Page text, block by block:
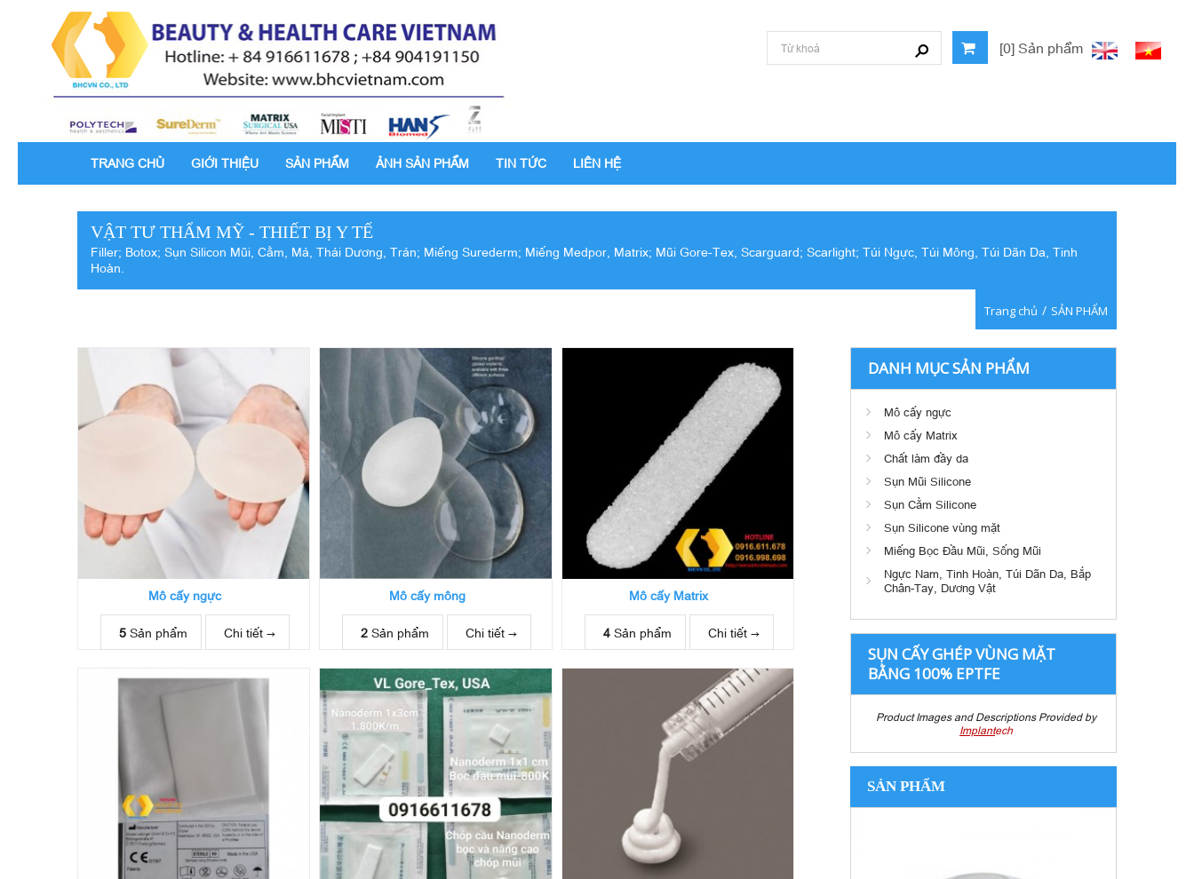
[0] Sản phẩm
TRANG CHỦ GIỚI THIỆU SẢN PHẨM ẢNH SẢN PHẨM TIN TỨC LIÊN HỆ
VẬT TƯ THẨM MỸ - THIẾT BỊ Y TẾ
Filler; Botox; Sụn Silicon Mũi, Cằm, Má, Thái Dương, Trán; Miếng Surederm; Miếng Medpor, Matrix; Mũi Gore-Tex, Scarguard; Scarlight; Túi Ngực, Túi Mông, Túi Dãn Da, Tinh
Hoàn.
Trang chủ / SẢN PHẨM
Mô cấy ngực
5 Sản phẩm Chi tiết →
Mô cấy mông
2 Sản phẩm Chi tiết →
Mô cấy Matrix
4Sản phẩm Chi tiết →
DANH MỤC SẢN PHẨM
Mô cấy ngực
Mô cấy Matrix
Chất làm đầy da
Sụn Mũi Silicone
Sụn Cằm Silicone
Sụn Silicone vùng mặt
Miếng Bọc Đầu Mũi, Sống Mũi
Ngực Nam, Tinh Hoàn, Túi Dãn Da, Bắp
Chân-Tay, Dương Vật
SỤN CẤY GHÉP VÙNG MẶT
BẰNG 100% EPTFE
Product Images and Descriptions Provided by
Implantech
SẢN PHẨM